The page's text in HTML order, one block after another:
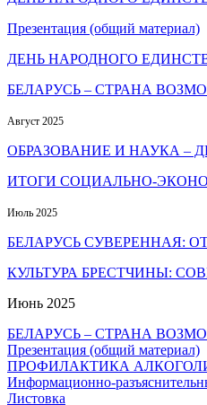
Презентация (общий материал)
ДЕНЬ НАРОДНОГО
БЕЛАРУСЬ – СТРАНА
Август 2025
ОБРАЗОВАНИЕ И НАУКА –
ИТОГИ СОЦИАЛЬНО-
Июль 2025
БЕЛАРУСЬ СУВЕРЕННАЯ:
КУЛЬТУРА БРЕСТЧИНЫ:
Июнь 2025
БЕЛАРУСЬ – СТРАНА
Презентация (общий материал)
ПРОФИЛАКТИКА
Информационно-
Листовка